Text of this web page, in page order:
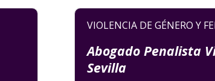
VIOLENCIA DE GÉNERO Y
Abogado Penalista
Sevilla